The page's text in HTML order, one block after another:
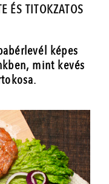
ÉS TITOKZATOS
képes
mint kevés